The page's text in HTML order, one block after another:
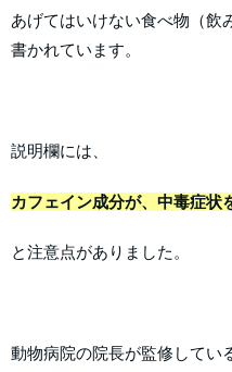
あげてはいけない食べ物（飲
書かれています。
説明欄には、
カフェイン成分が、中毒症状
と注意点がありました。
動物病院の院長が監修してい